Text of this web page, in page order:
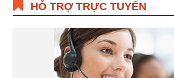
HỖ TRỢ TRỰC TUYẾN